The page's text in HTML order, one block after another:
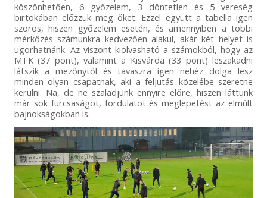
köszönhetően, 6 győzelem, 3 döntetlen és 5 vereség
birtokában előzzük meg őket. Ezzel együtt a tabella igen
szoros, hiszen győzelem esetén, és amennyiben a többi
mérkőzés számunkra kedvezően alakul, akár két helyet is
ugorhatnánk. Az viszont kiolvasható a számokból, hogy az
MTK (37 pont), valamint a Kisvárda (33 pont) leszakadni
látszik a mezőnytől és tavaszra igen nehéz dolga lesz
minden olyan csapatnak, aki a feljutás közelébe szeretne
kerülni. Na, de ne szaladjunk ennyire előre, hiszen láttunk
már sok furcsaságot, fordulatot és meglepetést az elmúlt
bajnokságokban is.